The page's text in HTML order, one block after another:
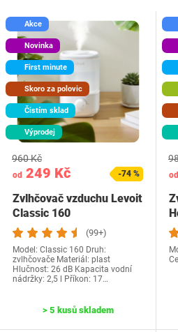
Akce
Novinka
First minute
Skoro za polovic
Čistím sklad
Výprodej
od 249 Kč
960 Kč
-74 %
Zvlhčovač vzduchu Levoit
Classic 160
(99+)
Model: Classic 160 Druh:
zvlhčovače Materiál: plast
Hlučnost: 26 dB Kapacita vodní
nádržky: 2,5 l Příkon: 17…
> 5 kusů skladem
od